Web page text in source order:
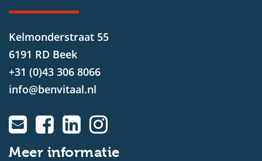
Kelmonderstraat 55
6191 RD Beek
+31 (0)43 306 8066
info@benvitaal.nl
Meer informatie